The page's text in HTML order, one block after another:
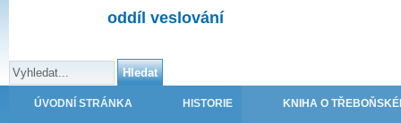
oddíl veslování
ÚVODNÍ STRÁNKA HISTORIE KNIHA O